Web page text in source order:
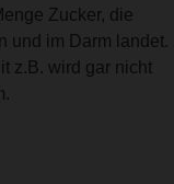
Zucker, die
und im Darm landet.
z.B. wird gar nicht